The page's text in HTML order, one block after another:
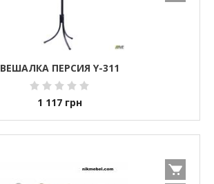
ВЕШАЛКА ПЕРСИЯ Y-311
1 117 грн